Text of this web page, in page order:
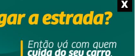
Civil resulta na prisão de três
X